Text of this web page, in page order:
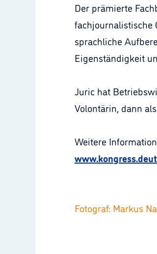
Der prämierte
fachjournalistische
sprachliche
Eigenständigkeit
Juric hat
Volontärin, dann
Weitere
Fotograf: Markus